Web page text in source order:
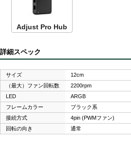
Adjust Pro Hub
詳細スペック
サイズ
12cm
（最大）ファン回転数
2200rpm
LED
ARGB
フレームカラー
ブラック系
接続方式
4pin (PWMファン)
回転の向き
通常